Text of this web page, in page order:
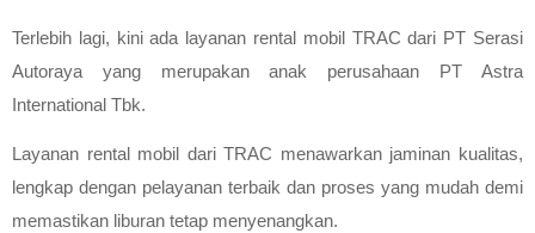
Terlebih lagi, kini ada layanan rental mobil TRAC dari PT Serasi
Autoraya yang merupakan anak perusahaan PT Astra
International Tbk.
Layanan rental mobil dari TRAC menawarkan jaminan kualitas,
lengkap dengan pelayanan terbaik dan proses yang mudah demi
memastikan liburan tetap menyenangkan.